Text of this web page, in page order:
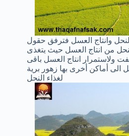
وانتاج العسل فترفق حقول
من انتاج العسل حيث يتغذى
ولاستمرار انتاج العسل باقى
الى أماكن أخرى بها زهور برية
لغذاء النحل